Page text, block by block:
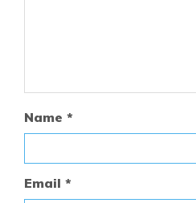
Name *
Email *